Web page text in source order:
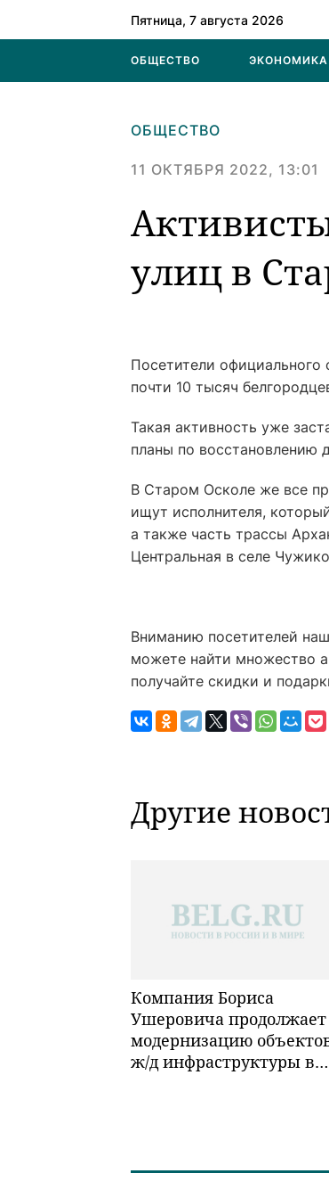
Пятница, 7 августа 2026
ОБЩЕСТВО ЭКОНОМИКА
ОБЩЕСТВО
11 ОКТЯБРЯ 2022, 13:01
улиц в
Посетители официального
почти 10 тысяч
Такая активность уже
планы по восстановлению
В Старом Осколе же все
ищут исполнителя,
а также часть трассы
Центральная в селе
Вниманию посетителей
можете найти множество
получайте скидки и
Другие
Компания Бориса
Ушеровича продолжает
модернизацию
ж/д инфраструктуры в